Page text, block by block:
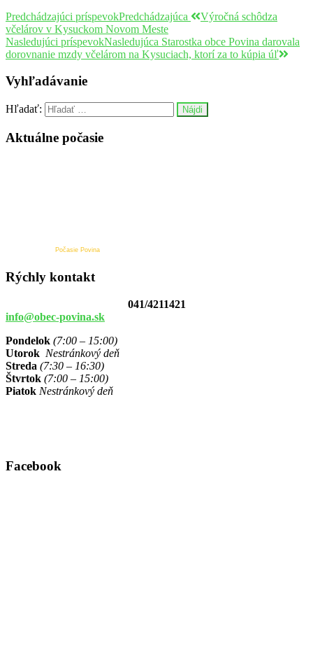
Predchádzajúci príspevokPredchádzajúca
Výročná schôdza
včelárov v Kysuckom Novom Meste
Nasledujúci príspevokNasledujúca Starostka obce Povina darovala
dorovnanie mzdy včelárom na Kysuciach, ktorí za to kúpia úľ
Vyhľadávanie
Hľadať:
Aktuálne počasie
Počasie Povina
Rýchly kontakt
041/4211421
info@obec-povina.sk
Pondelok (7:00 – 15:00)
Utorok Nestránkový deň
Streda (7:30 – 16:30)
Štvrtok (7:00 – 15:00)
Piatok Nestránkový deň
Facebook